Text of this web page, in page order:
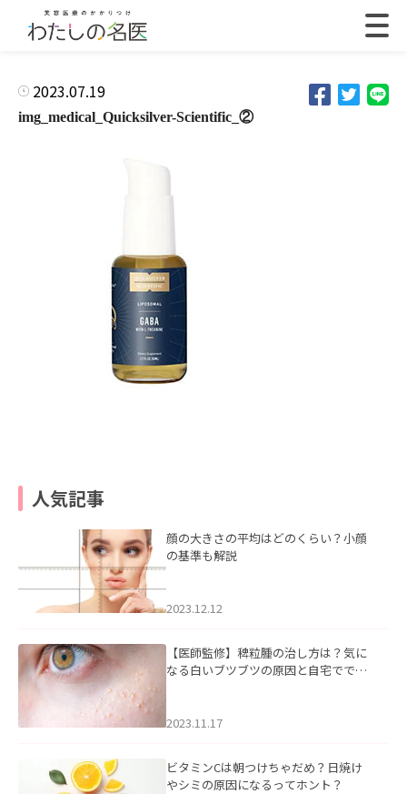
2023.07.19
img_medical_Quicksilver-Scientific_②
人気記事
顔の大きさの平均はどのくらい？小顔
の基準も解説
2023.12.12
【医師監修】稗粒腫の治し方は？気に
なる白いブツブツの原因と自宅ででき
2023.11.17
ビタミンCは朝つけちゃだめ？日焼け
やシミの原因になるってホント？